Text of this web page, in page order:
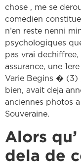
chose , me se
comedien
n’en reste nenni
psychologiques
pas vrai
assurance, une
Varie Begins � (3)
bien, avait deja
anciennes photos
Souveraine.
Alors
dela de